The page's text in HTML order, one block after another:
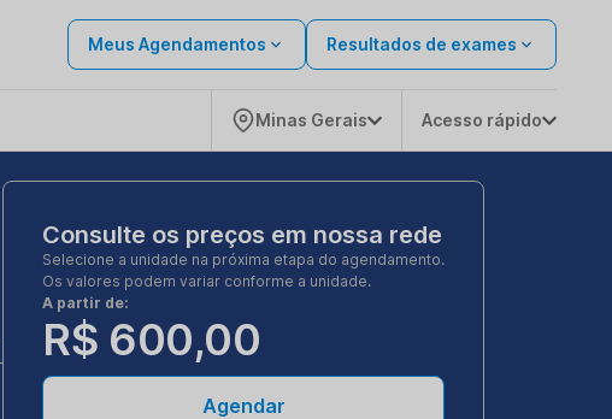
Meus Agendamentos Resultados de exames
Minas Gerais Acesso rápido
Consulte os preços em nossa rede
Selecione a unidade na próxima etapa do agendamento.
Os valores podem variar conforme a unidade.
A partir de:
R$ 600,00
Agendar